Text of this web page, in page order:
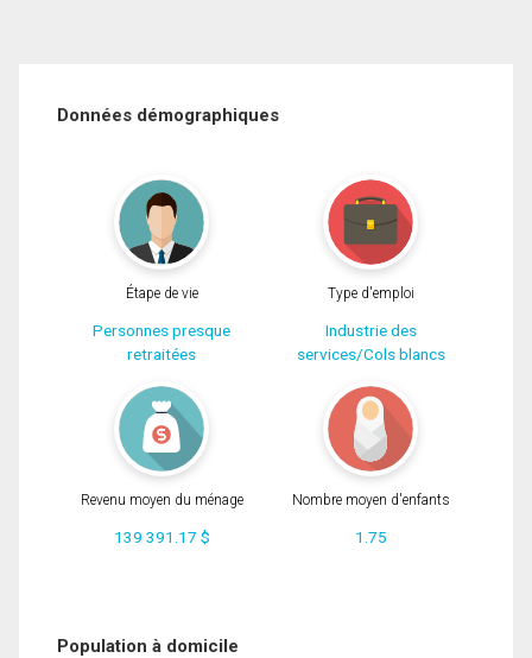
Données démographiques
Étape de vie
Personnes presque
retraitées
Type d'emploi
Industrie des
services/Cols blancs
Revenu moyen du ménage
139 391.17 $
Nombre moyen d'enfants
1.75
Population à domicile